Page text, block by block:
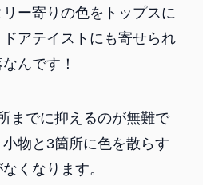
ー寄りの色をトップスに
アテイストにも寄せられ
んです！
までに抑えるのが無難で
物と3箇所に色を散らす
くなります。